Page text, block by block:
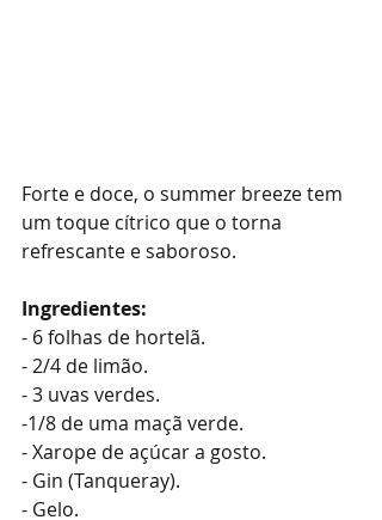
Forte e doce, o summer breeze tem
um toque cítrico que o torna
refrescante e saboroso.
Ingredientes:
- 6 folhas de hortelã.
- 2/4 de limão.
- 3 uvas verdes.
-1/8 de uma maçã verde.
- Xarope de açúcar a gosto.
- Gin (Tanqueray).
- Gelo.